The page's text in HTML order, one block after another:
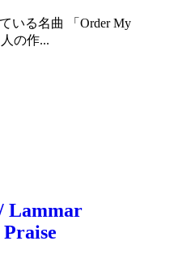
いる名曲 「Order My
の作...
Lammar